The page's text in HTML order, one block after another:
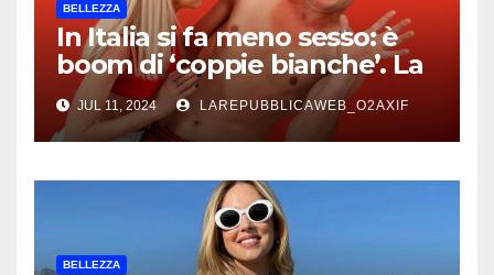
BELLEZZA
In Italia si fa meno sesso: è
boom di ‘coppie bianche’. La
Colpa è dello stress e della
vita frenetica
JUL 11, 2024 LAREPUBBLICAWEB_O2AXIF
BELLEZZA